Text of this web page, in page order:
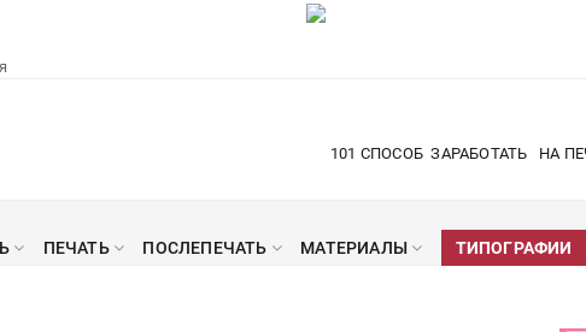
101 СПОСОБ ЗАРАБОТАТЬ НА
ПЕЧАТЬ ПОСЛЕПЕЧАТЬ МАТЕРИАЛЫ ТИПОГРАФИИ